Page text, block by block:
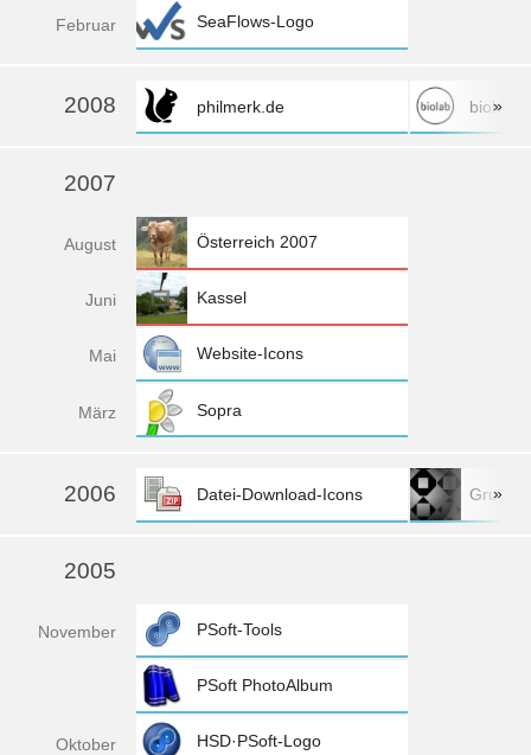
Februar SeaFlows-Logo
2008 philmerk.de biolab
»
2007
August Österreich 2007
Juni Kassel
Mai Website-Icons
März Sopra
2006 Datei-Download-Icons »
2005
November PSoft-Tools
PSoft PhotoAlbum
Oktober HSD·PSoft-Logo